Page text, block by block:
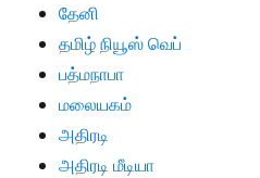
தேனி
தமிழ் நியூஸ் வெப்
பத்மநாபா
மலையகம்
அதிரடி
அதிரடி மீடியா